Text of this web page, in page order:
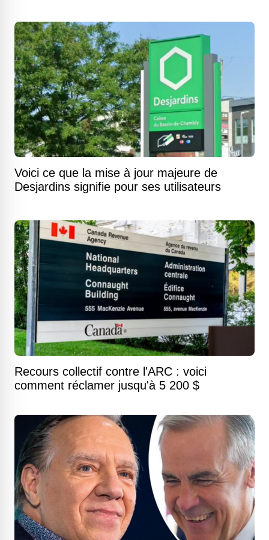
Voici ce que la mise à jour majeure de
Desjardins signifie pour ses utilisateurs
Recours collectif contre l'ARC : voici
comment réclamer jusqu'à 5 200 $